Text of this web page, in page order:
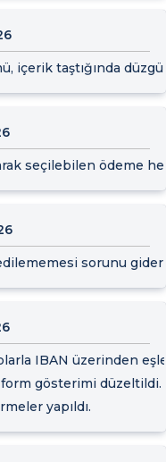
içerik taştığında
seçilebilen ödeme
sorunu
IBAN üzerinden
gösterimi düzeltildi.
yapıldı.